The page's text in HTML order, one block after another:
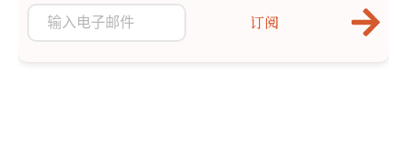
订阅